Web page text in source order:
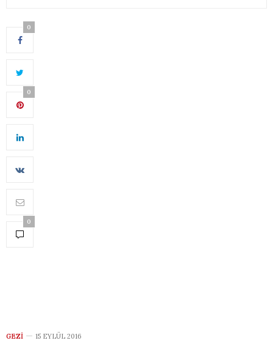
0
0
0
GEZI 15 EYLÜL 2016